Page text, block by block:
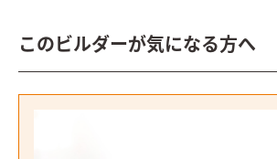
このビルダーが気になる方へ